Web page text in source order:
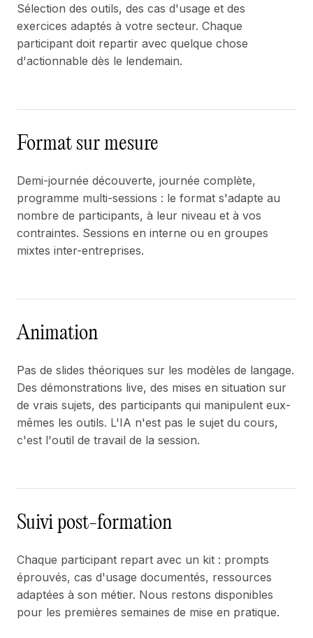
Sélection des outils, des cas d'usage et des
exercices adaptés à votre secteur. Chaque
participant doit repartir avec quelque chose
d'actionnable dès le lendemain.
Format sur mesure
Demi-journée découverte, journée complète,
programme multi-sessions : le format s'adapte au
nombre de participants, à leur niveau et à vos
contraintes. Sessions en interne ou en groupes
mixtes inter-entreprises.
Animation
Pas de slides théoriques sur les modèles de langage.
Des démonstrations live, des mises en situation sur
de vrais sujets, des participants qui manipulent eux-
mêmes les outils. L'IA n'est pas le sujet du cours,
c'est l'outil de travail de la session.
Suivi post-formation
Chaque participant repart avec un kit : prompts
éprouvés, cas d'usage documentés, ressources
adaptées à son métier. Nous restons disponibles
pour les premières semaines de mise en pratique.